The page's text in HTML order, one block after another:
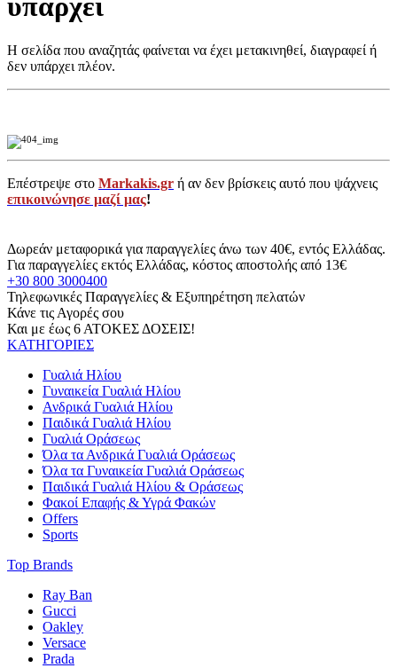
υπάρχει
Η σελίδα που αναζητάς φαίνεται να έχει μετακινηθεί, διαγραφεί ή
δεν υπάρχει πλέον.
Επέστρεψε στο Markakis.gr ή αν δεν βρίσκεις αυτό που ψάχνεις
επικοινώνησε μαζί μας!
Δωρεάν μεταφορικά για παραγγελίες άνω των 40€, εντός Ελλάδας.
Για παραγγελίες εκτός Ελλάδας, κόστος αποστολής από 13€
+30 800 3000400
Τηλεφωνικές Παραγγελίες & Εξυπηρέτηση πελατών
Κάνε τις Αγορές σου
Και με έως 6 ΑΤΟΚΕΣ ΔΟΣΕΙΣ!
ΚΑΤΗΓΟΡΙΕΣ
Γυαλιά Ηλίου
Γυναικεία Γυαλιά Ηλίου
Ανδρικά Γυαλιά Ηλίου
Παιδικά Γυαλιά Ηλίου
Γυαλιά Οράσεως
Όλα τα Ανδρικά Γυαλιά Οράσεως
Όλα τα Γυναικεία Γυαλιά Οράσεως
Παιδικά Γυαλιά Ηλίου & Οράσεως
Φακοί Επαφής & Υγρά Φακών
Offers
Sports
Top Brands
Ray Ban
Gucci
Oakley
Versace
Prada